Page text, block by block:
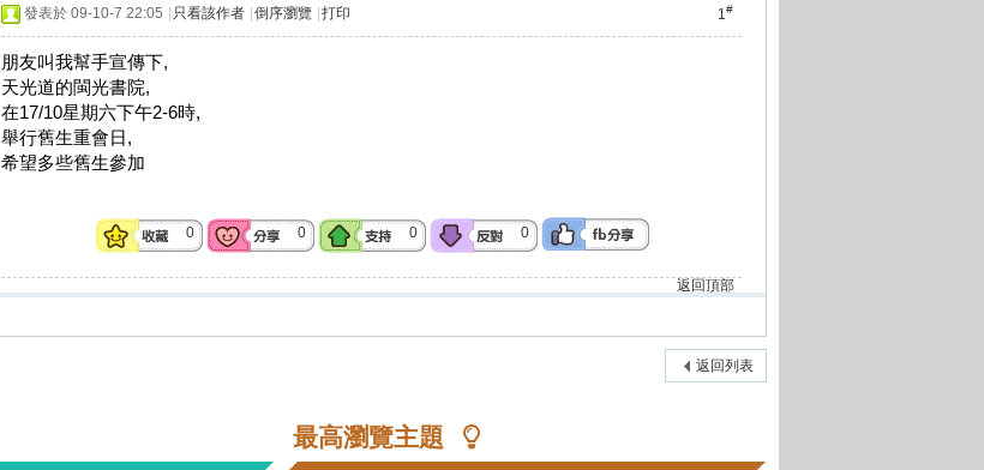
1#
發表於 09-10-7 22:05 只看該作者 倒序瀏覽 打印
朋友叫我幫手宣傳下,
天光道的閩光書院,
在17/10星期六下午2-6時,
舉行舊生重會日,
希望多些舊生參加
0 0 0 0
返回頂部
返回列表
最高瀏覽主題